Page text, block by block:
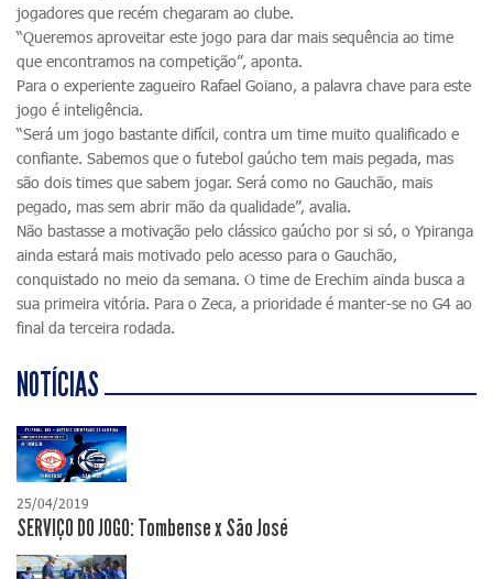
jogadores que recém chegaram ao clube.
“Queremos aproveitar este jogo para dar mais sequência ao time
que encontramos na competição”, aponta.
Para o experiente zagueiro Rafael Goiano, a palavra chave para este
jogo é inteligência.
“Será um jogo bastante difícil, contra um time muito qualificado e
confiante. Sabemos que o futebol gaúcho tem mais pegada, mas
são dois times que sabem jogar. Será como no Gauchão, mais
pegado, mas sem abrir mão da qualidade”, avalia.
Não bastasse a motivação pelo clássico gaúcho por si só, o Ypiranga
ainda estará mais motivado pelo acesso para o Gauchão,
conquistado no meio da semana. O time de Erechim ainda busca a
sua primeira vitória. Para o Zeca, a prioridade é manter-se no G4 ao
final da terceira rodada.
NOTÍCIAS
25/04/2019
SERVIÇO DO JOGO: Tombense x São José